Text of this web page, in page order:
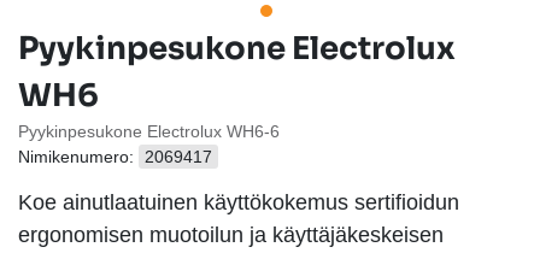
Pyykinpesukone Electrolux
WH6
Pyykinpesukone Electrolux WH6-6
Nimikenumero:
2069417
Koe ainutlaatuinen käyttökokemus sertifioidun
ergonomisen muotoilun ja käyttäjäkeskeisen